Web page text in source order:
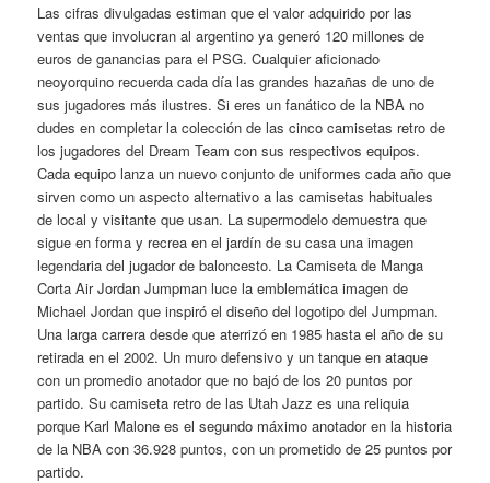
Las cifras divulgadas estiman que el valor adquirido por las
ventas que involucran al argentino ya generó 120 millones de
euros de ganancias para el PSG. Cualquier aficionado
neoyorquino recuerda cada día las grandes hazañas de uno de
sus jugadores más ilustres. Si eres un fanático de la NBA no
dudes en completar la colección de las cinco camisetas retro de
los jugadores del Dream Team con sus respectivos equipos.
Cada equipo lanza un nuevo conjunto de uniformes cada año que
sirven como un aspecto alternativo a las camisetas habituales
de local y visitante que usan. La supermodelo demuestra que
sigue en forma y recrea en el jardín de su casa una imagen
legendaria del jugador de baloncesto. La Camiseta de Manga
Corta Air Jordan Jumpman luce la emblemática imagen de
Michael Jordan que inspiró el diseño del logotipo del Jumpman.
Una larga carrera desde que aterrizó en 1985 hasta el año de su
retirada en el 2002. Un muro defensivo y un tanque en ataque
con un promedio anotador que no bajó de los 20 puntos por
partido. Su camiseta retro de las Utah Jazz es una reliquia
porque Karl Malone es el segundo máximo anotador en la historia
de la NBA con 36.928 puntos, con un prometido de 25 puntos por
partido.